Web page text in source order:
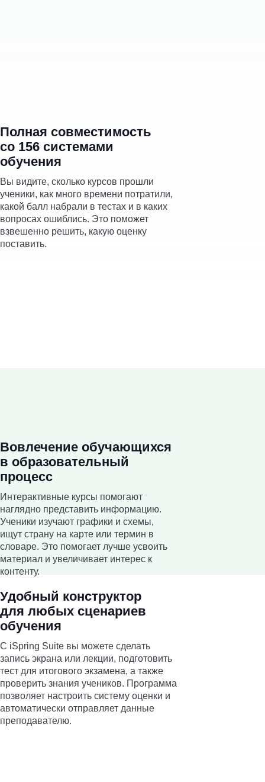
Полная совместимость
со 156 системами
обучения
Вы видите, сколько курсов прошли
ученики, как много времени потратили,
какой балл набрали в тестах и в каких
вопросах ошиблись. Это поможет
взвешенно решить, какую оценку
поставить.
Вовлечение обучающихся
в образовательный
процесс
Интерактивные курсы помогают
наглядно представить информацию.
Ученики изучают графики и схемы,
ищут страну на карте или термин в
словаре. Это помогает лучше усвоить
материал и увеличивает интерес к
контенту.
Удобный конструктор
для любых сценариев
обучения
С iSpring Suite вы можете сделать
запись экрана или лекции, подготовить
тест для итогового экзамена, а также
проверить знания учеников. Программа
позволяет настроить систему оценки и
автоматически отправляет данные
преподавателю.